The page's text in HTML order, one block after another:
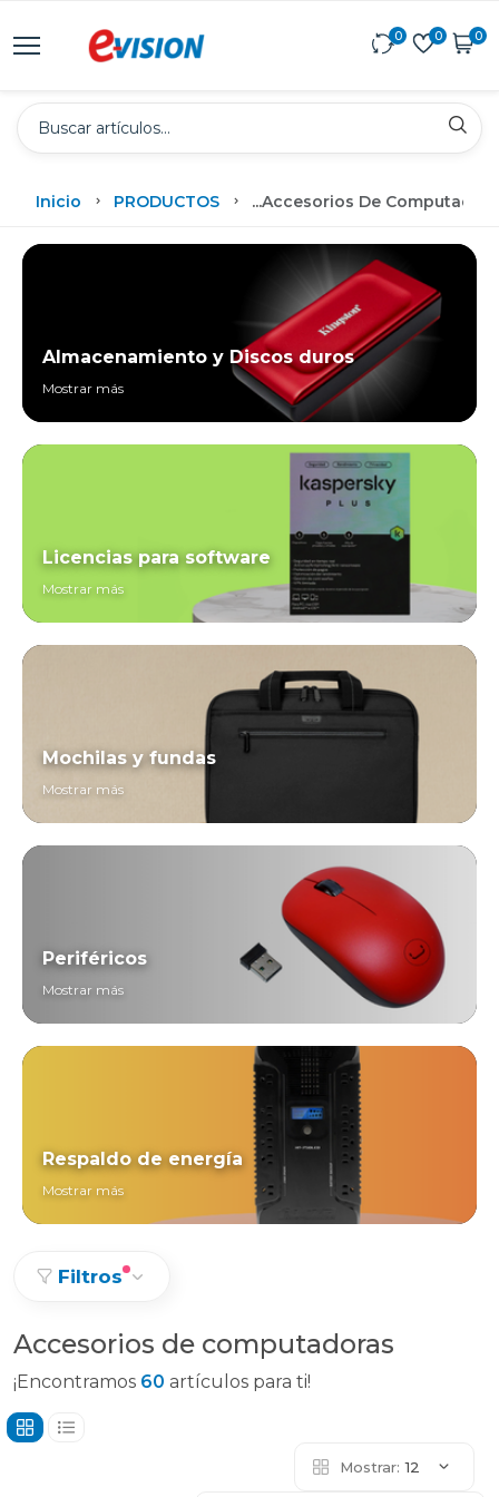
0 0 0
Inicio PRODUCTOS ...Accesorios De
Almacenamiento y Discos duros
Mostrar más
Licencias para software
Mostrar más
Mochilas y fundas
Mostrar más
Periféricos
Mostrar más
Respaldo de energía
Mostrar más
Filtros
Accesorios de computadoras
¡Encontramos 60 artículos para ti!
Mostrar: 12